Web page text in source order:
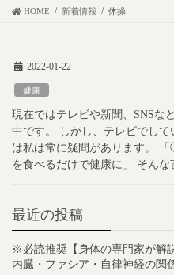
HOME 新着情報 体操
2022-01-22
健康
現在ではテレビや新聞、SNSな
中です。 しかし、テレビでし
は私は常に疑問があります。
を食べるだけで健康に」 そん
最近の投稿
※必読推奨【身体の専門家が解
内臓・ファシア・自律神経の関